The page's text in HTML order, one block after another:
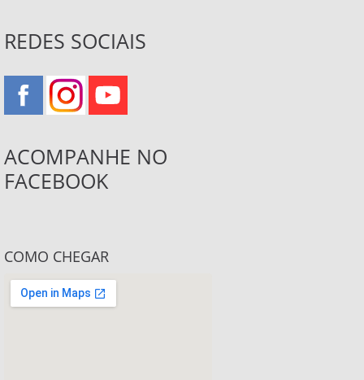
REDES SOCIAIS
ACOMPANHE NO
FACEBOOK
COMO CHEGAR